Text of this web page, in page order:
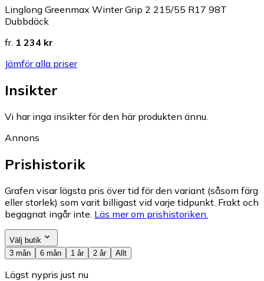
Linglong Greenmax Winter Grip 2 215/55 R17 98T
Dubbdäck
fr. 1 234 kr
Jämför alla priser
Insikter
Vi har inga insikter för den här produkten ännu.
Annons
Prishistorik
Grafen visar lägsta pris över tid för den variant (såsom färg
eller storlek) som varit billigast vid varje tidpunkt. Frakt och
begagnat ingår inte. Läs mer om prishistoriken.
Välj butik
3 mån
6 mån 1 år 2 år Allt
Lägst nypris just nu